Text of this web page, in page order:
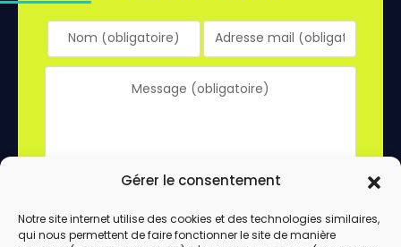
Gérer le consentement
Notre site internet utilise des cookies et des technologies similaires,
qui nous permettent de faire fonctionner le site de manière
En utilisant ce formulaire, vous acceptez le